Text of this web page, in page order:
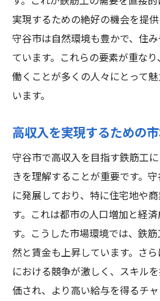
実現するための絶好の機会を提供
守谷市は自然環境も豊かで、住
ています。これらの要素が重な
働くことが多くの人々にとって
います。
高収入を実現するための
守谷市で高収入を目指す鉄筋工
きを理解することが重要です。
に発展しており、特に住宅地や
す。これは都市の人口増加と経
す。こうした市場環境では、鉄
然と賃金も上昇しています。さ
における競争が激しく、スキル
価され、より高い給与を得るチャ